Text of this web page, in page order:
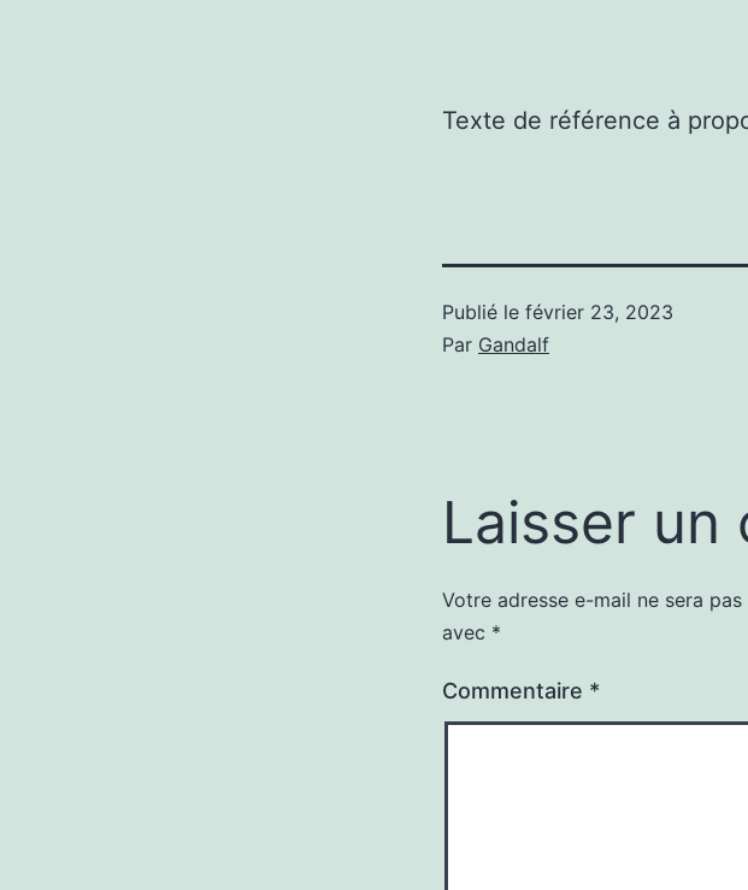
Texte de référence à
Publié le février 23, 2023
Par Gandalf
Laisser un
Votre adresse e-mail ne sera pas
avec *
Commentaire *